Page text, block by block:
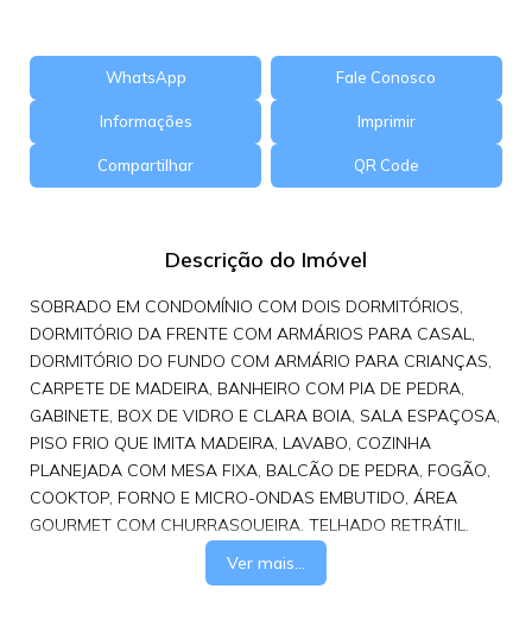
WhatsApp Fale Conosco
Informações Imprimir
Compartilhar QR Code
Descrição do Imóvel
SOBRADO EM CONDOMÍNIO COM DOIS DORMITÓRIOS,
DORMITÓRIO DA FRENTE COM ARMÁRIOS PARA CASAL,
DORMITÓRIO DO FUNDO COM ARMÁRIO PARA CRIANÇAS,
CARPETE DE MADEIRA, BANHEIRO COM PIA DE PEDRA,
GABINETE, BOX DE VIDRO E CLARA BOIA, SALA ESPAÇOSA,
PISO FRIO QUE IMITA MADEIRA, LAVABO, COZINHA
PLANEJADA COM MESA FIXA, BALCÃO DE PEDRA, FOGÃO,
COOKTOP, FORNO E MICRO-ONDAS EMBUTIDO, ÁREA
GOURMET COM CHURRASQUEIRA, TELHADO RETRÁTIL,
DUAS VAGAS DE GARAGEM COM PORTÃO ELETRÔNICO.
Ver mais...